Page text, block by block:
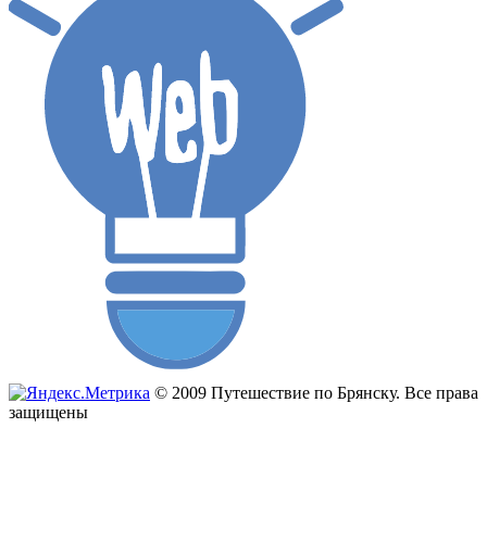
© 2009 Путешествие по Брянску. Все права
защищены